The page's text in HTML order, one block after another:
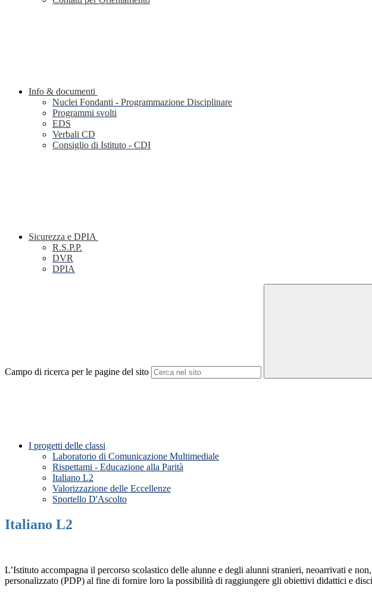
Info & documenti
Nuclei Fondanti - Programmazione Disciplinare
Programmi svolti
EDS
Verbali CD
Consiglio di Istituto - CDI
Sicurezza e DPIA
R.S.P.P.
DVR
DPIA
Campo di ricerca per le pagine del sito
I progetti delle classi
Laboratorio di Comunicazione Multimediale
Rispettami - Educazione alla Parità
Italiano L2
Valorizzazione delle Eccellenze
Sportello D'Ascolto
Italiano L2
L’Istituto accompagna il percorso scolastico delle alunne e degli alunni stranieri, neoarrivati e
personalizzato (PDP) al fine di fornire loro la possibilità di raggiungere gli obiettivi didattici e